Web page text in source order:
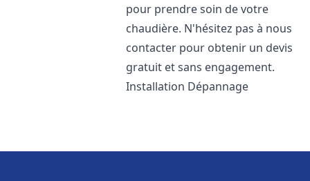
pour prendre soin de votre
chaudière. N'hésitez pas à nous
contacter pour obtenir un devis
gratuit et sans engagement.
Installation Dépannage